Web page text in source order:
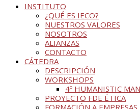
INSTITUTO
¿QUÉ ES IECO?
NUESTROS VALORES
NOSOTROS
ALIANZAS
CONTACTO
CÁTEDRA
DESCRIPCIÓN
WORKSHOPS
4º HUMANISTIC
PROYECTO FDE ÉTICA
FORMACIÓN A EMPRESAS